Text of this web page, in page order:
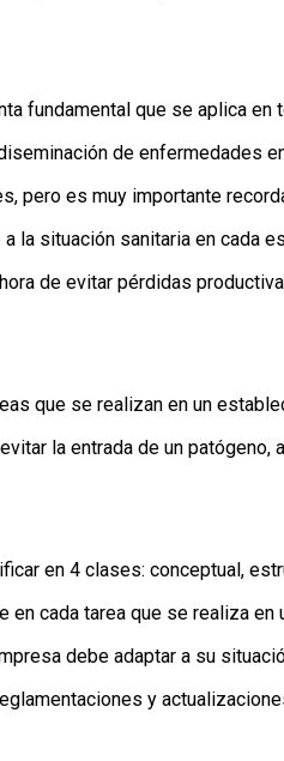
fundamental que se aplica en
de enfermedades
pero es muy importante
la situación sanitaria en cada
de evitar pérdidas
que se realizan en un
la entrada de un patógeno,
en 4 clases: conceptual,
cada tarea que se realiza en
debe adaptar a su
y